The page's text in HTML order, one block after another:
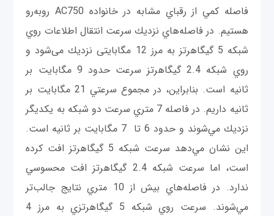
فاصله كمي از رقباي مشابه در خانواده AC750 روبه‌رو
هستيم. در فاصله‌هاي نزديك سرعت انتقال اطلاعات روي
شبكه 5 گيگاهرتز به مرز 12 مگابايتی نزديك می‌شود و
روي شبكه 2.4 گيگاهرتز سرعت حدود 9 مگابايت بر
ثانیه است. بنابراين، در مجموع سرعتي 21 مگابايت بر
ثانیه داريم. در فاصله‌ 7 متري سرعت دو شبكه به يكديگر
نزديك مي‌شوند و حدود 6 تا 7 مگابايت بر ثانیه است.
اين نشان مي‌دهد سرعت شبكه‌ 5 گيگاهرتز افت كرده
است، اما سرعت شبكه 2.4 گيگاهرتز افت محسوسي
ندارد. در فاصله‌هاي بیش ‌از 10 متري نتايج جالب‌تر
مي‌شوند. سرعت روي شبكه 5 گيگاهرتزي به مرز 4